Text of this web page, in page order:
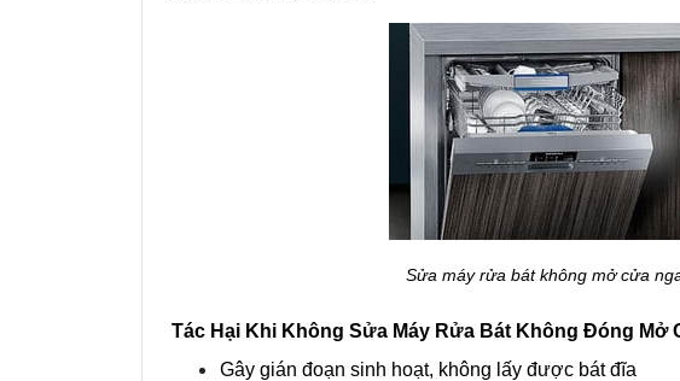
Sửa máy rửa bát không mở cửa
Tác Hại Khi Không Sửa Máy Rửa Bát Không Đóng Mở
Gây gián đoạn sinh hoạt, không lấy được bát đĩa